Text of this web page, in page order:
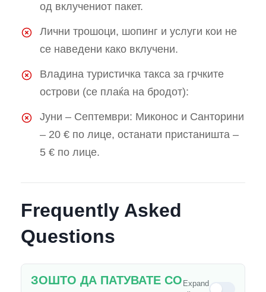
од вклучениот пакет.
Лични трошоци, шопинг и услуги кои не
се наведени како вклучени.
Владина туристичка такса за грчките
острови (се плаќа на бродот):
Јуни – Септември: Миконос и Санторини
– 20 € по лице, останати пристаништа –
5 € по лице.
Frequently Asked
Questions
ЗОШТО ДА ПАТУВАТЕ СО Expand